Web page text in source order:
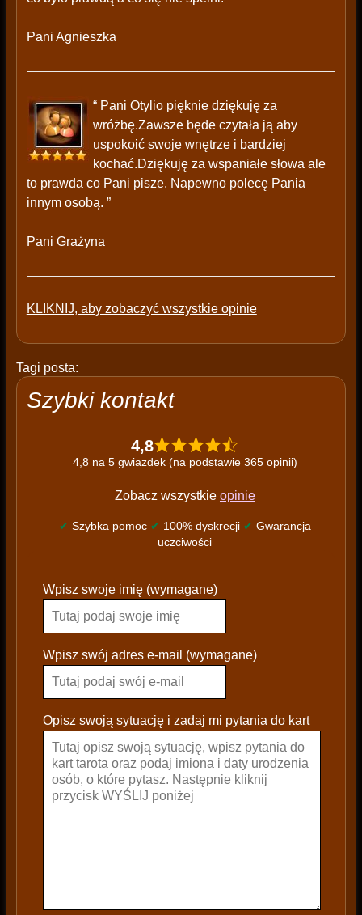
Pani Agnieszka
“ Pani Otylio pięknie dziękuję za
wróżbę.Zawsze będe czytała ją aby
uspokoić swoje wnętrze i bardziej
kochać.Dziękuję za wspaniałe słowa ale
to prawda co Pani pisze. Napewno polecę Pania
innym osobą. ”
Pani Grażyna
KLIKNIJ, aby zobaczyć wszystkie opinie
Tagi posta:
Szybki kontakt
4,8
4,8 na 5 gwiazdek (na podstawie 365 opinii)
Zobacz wszystkie opinie
✔ Szybka pomoc ✔ 100% dyskrecji ✔ Gwarancja
uczciwości
l
a
s
e
a
e
Wpisz swoje imię (wymagane)
Wpisz swój adres e-mail (wymagane)
Opisz swoją sytuację i zadaj mi pytania do kart